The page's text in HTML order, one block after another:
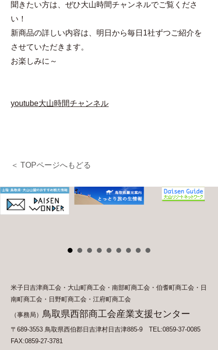
聞きたい方は、ぜひ大山時間チャンネルでご覧くださ
い！
新商品の詳しい内容は、明日から毎日1社ずつご紹介を
させていただきます。
お楽しみに～
youtube大山時間チャンネル
＜ TOPページへもどる
米子日吉津商工会・大山町商工会・南部町商工会・伯耆町商工会・日
南町商工会・日野町商工会・江府町商工会
（事務局）鳥取県西部商工会産業支援センター
〒689-3553 鳥取県西伯郡日吉津村日吉津885-9 TEL:0859-37-0085
FAX:0859-27-3781